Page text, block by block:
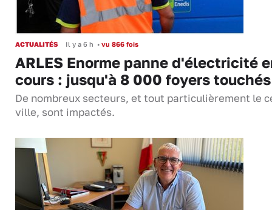
ACTUALITÉS Il y a 6 h • vu 866 fois
ARLES Enorme panne d'électricité
cours : jusqu'à 8 000 foyers touchés
De nombreux secteurs, et tout particulièrement le
ville, sont impactés.